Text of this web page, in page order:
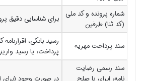
شماره پرونده و کد ملی
(کد ثنا) طرفین
برای شناسایی دقیق
سند پرداخت مهریه
رسید بانکی،
پرداخت، یا رسید
سند رسمی رضایت
نامه، ابراء، یا صلح
در صورت وجود (برای